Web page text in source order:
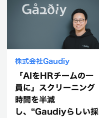
株式会社Gaudiy
「AIをHRチームの一
員に」スクリーニング
時間を半減
し、“Gaudiyらしい採